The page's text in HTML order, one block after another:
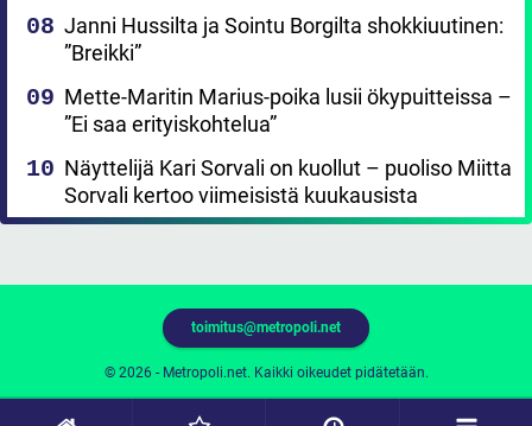
Janni Hussilta ja Sointu Borgilta shokkiuutinen:
”Breikki”
Mette-Maritin Marius-poika lusii ökypuitteissa –
”Ei saa erityiskohtelua”
Näyttelijä Kari Sorvali on kuollut – puoliso Miitta
Sorvali kertoo viimeisistä kuukausista
© 2026 - Metropoli.net. Kaikki oikeudet pidätetään.
toimitus@metropoli.net